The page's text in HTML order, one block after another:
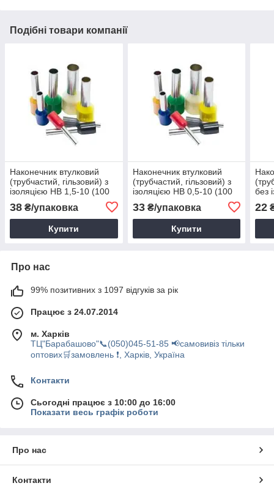
Подібні товари компанії
Наконечник втулковий
(трубчастий, гільзовий) з
ізоляцією НВ 1,5-10 (100
38 ₴/упаковка
Купити
Наконечник втулковий
(трубчастий, гільзовий) з
ізоляцією НВ 0,5-10 (100
33₴/упаковка
Купити
без
22
Про нас
99% позитивних з 1097 відгуків за рік
Працює з 24.07.2014
м. Харків
ТЦ"Барабашово"📞(050)045-51-85 📢самовивіз тільки
оптових🛒замовлень ❗, Харків, Україна
Контакти
Сьогодні працює з 10:00 до 16:00
Показати весь графік роботи
Про нас
Контакти